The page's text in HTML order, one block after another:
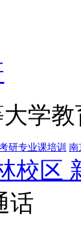
学
研专业课培训 南
校区
话